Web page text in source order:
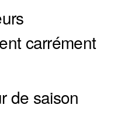
carrément
de saison